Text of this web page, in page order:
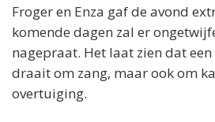
Froger en Enza gaf de avond
komende dagen zal er
nagepraat. Het laat zien dat
draait om zang, maar ook om
overtuiging.